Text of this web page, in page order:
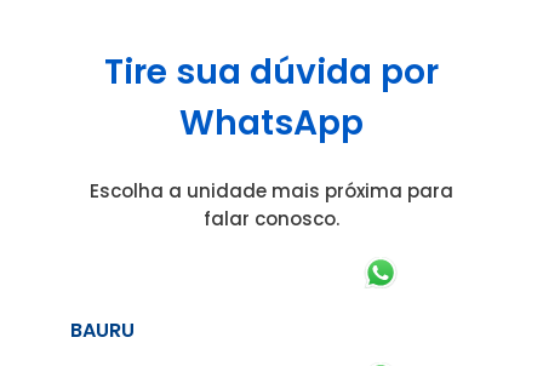
Tire sua dúvida por
WhatsApp
Escolha a unidade mais próxima para
falar conosco.
BAURU